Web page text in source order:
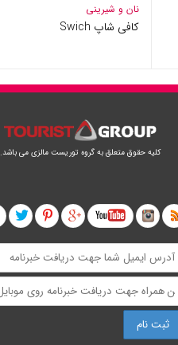
نان و شیرینی
کافی شاپ Swich
کلیه حقوق متعلق به گروه توریست مالزی می باشد.